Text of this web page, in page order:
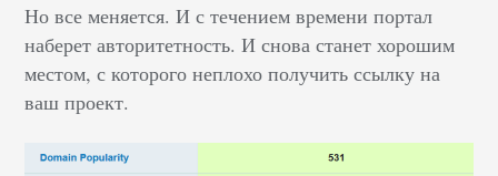
Но все меняется. И с течением времени портал
наберет авторитетность. И снова станет хорошим
местом, с которого неплохо получить ссылку на
ваш проект.